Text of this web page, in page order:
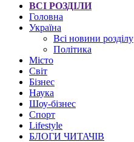
ВСІ РОЗДІЛИ
Головна
Україна
Всі новини розділу
Політика
Місто
Світ
Бізнес
Наука
Шоу-бізнес
Спорт
Lifestyle
БЛОГИ ЧИТАЧІВ